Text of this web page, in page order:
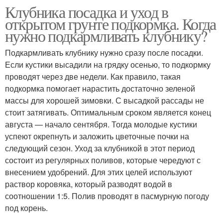
Клубника посадка и уход в
открытом грунте подкормка. Когда
нужно подкармливать клубнику?
Подкармливать клубнику нужно сразу после посадки.
Если кустики высадили на грядку осенью, то подкормку
проводят через две недели. Как правило, такая
подкормка помогает нарастить достаточно зеленой
массы для хорошей зимовки. С высадкой рассады не
стоит затягивать. Оптимальным сроком является конец
августа — начало сентября. Тогда молодые кустики
успеют окрепнуть и заложить цветочные почки на
следующий сезон. Уход за клубникой в этот период
состоит из регулярных поливов, которые чередуют с
внесением удобрений. Для этих целей используют
раствор коровяка, который разводят водой в
соотношении 1:5. Полив проводят в пасмурную погоду
под корень.